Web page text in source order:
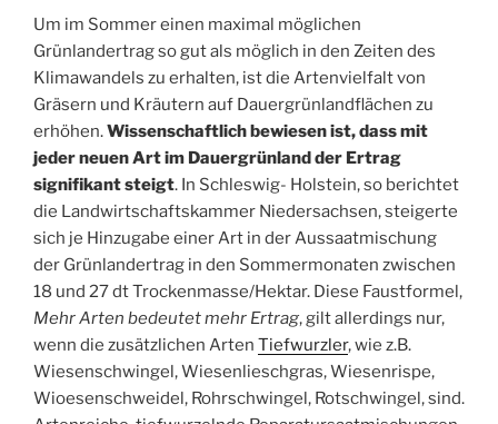
Um im Sommer einen maximal möglichen
Grünlandertrag so gut als möglich in den Zeiten des
Klimawandels zu erhalten, ist die Artenvielfalt von
Gräsern und Kräutern auf Dauergrünlandflächen zu
erhöhen.Wissenschaftlich bewiesen ist, dass mit
jeder neuen Art im Dauergrünland der Ertrag
signifikant steigt. In Schleswig- Holstein, so berichtet
die Landwirtschaftskammer Niedersachsen, steigerte
sich je Hinzugabe einer Art in der Aussaatmischung
der Grünlandertrag in den Sommermonaten zwischen
18 und 27 dt Trockenmasse/Hektar. Diese Faustformel,
Mehr Arten bedeutet mehr Ertrag, gilt allerdings nur,
wenn die zusätzlichen Arten Tiefwurzler, wie z.B.
Wiesenschwingel, Wiesenlieschgras, Wiesenrispe,
Wioesenschweidel, Rohrschwingel, Rotschwingel, sind.